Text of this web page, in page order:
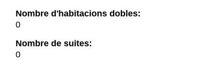
Nombre d'habitacions dobles:
0
Nombre de suites:
0